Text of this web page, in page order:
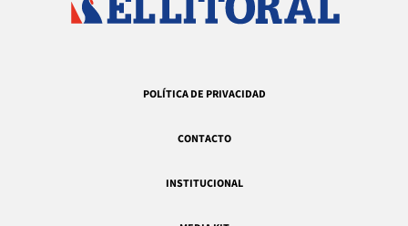
POLÍTICA DE PRIVACIDAD
CONTACTO
INSTITUCIONAL